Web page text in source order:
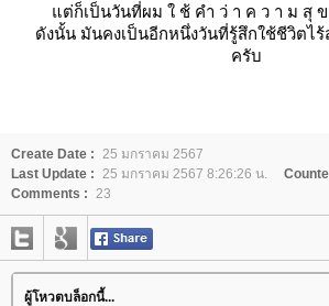
ต่ก็เป็นวันที่ผม ช้ คำ ว่ า ค ว า ม สุ ข
ดังนั้น มันคงเป็นอีกหนึ่งวันที่รู้สึกใช้ชีวิตไ
ครับ
Create Date : 25 มกราคม 2567
Last Update : 25 มกราคม 2567 8:26:26 น.
Comments : 23
ผู้โหวตบล็อกนี้...